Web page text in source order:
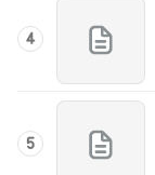
4
5